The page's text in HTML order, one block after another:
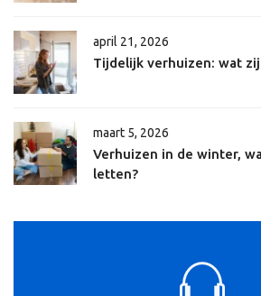
april 21, 2026
Tijdelijk verhuizen: wat
maart 5, 2026
Verhuizen in de winter,
letten?